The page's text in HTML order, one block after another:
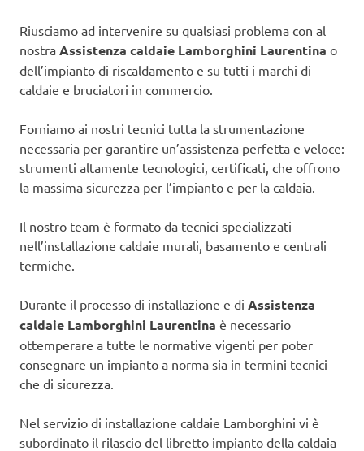
Riusciamo ad intervenire su qualsiasi problema con al
nostra Assistenza caldaie Lamborghini Laurentina o
dell’impianto di riscaldamento e su tutti i marchi di
caldaie e bruciatori in commercio.
Forniamo ai nostri tecnici tutta la strumentazione
necessaria per garantire un’assistenza perfetta e veloce:
strumenti altamente tecnologici, certificati, che offrono
la massima sicurezza per l’impianto e per la caldaia.
Il nostro team è formato da tecnici specializzati
nell’installazione caldaie murali, basamento e centrali
termiche.
Durante il processo di installazione e di Assistenza
caldaie Lamborghini Laurentina è necessario
ottemperare a tutte le normative vigenti per poter
consegnare un impianto a norma sia in termini tecnici
che di sicurezza.
Nel servizio di installazione caldaie Lamborghini vi è
subordinato il rilascio del libretto impianto della caldaia